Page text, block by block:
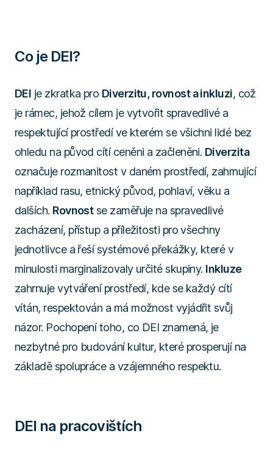
Co je DEI?
DEI je zkratka pro Diverzitu, rovnost a inkluzi, což
je rámec, jehož cílem je vytvořit spravedlivé a
respektující prostředí ve kterém se všichni lidé bez
ohledu na původ cítí ceněni a začleněni. Diverzita
označuje rozmanitost v daném prostředí, zahrnující
například rasu, etnický původ, pohlaví, věku a
dalších. Rovnostse zaměřuje na spravedlivé
zacházení, přístup a příležitosti pro všechny
jednotlivce a řeší systémové překážky, které v
minulosti marginalizovaly určité skupiny. Inkluze
zahrnuje vytváření prostředí, kde se každý cítí
vítán, respektován a má možnost vyjádřit svůj
názor. Pochopení toho, co DEI znamená, je
nezbytné pro budování kultur, které prosperují na
základě spolupráce a vzájemného respektu.
DEI na pracovištích